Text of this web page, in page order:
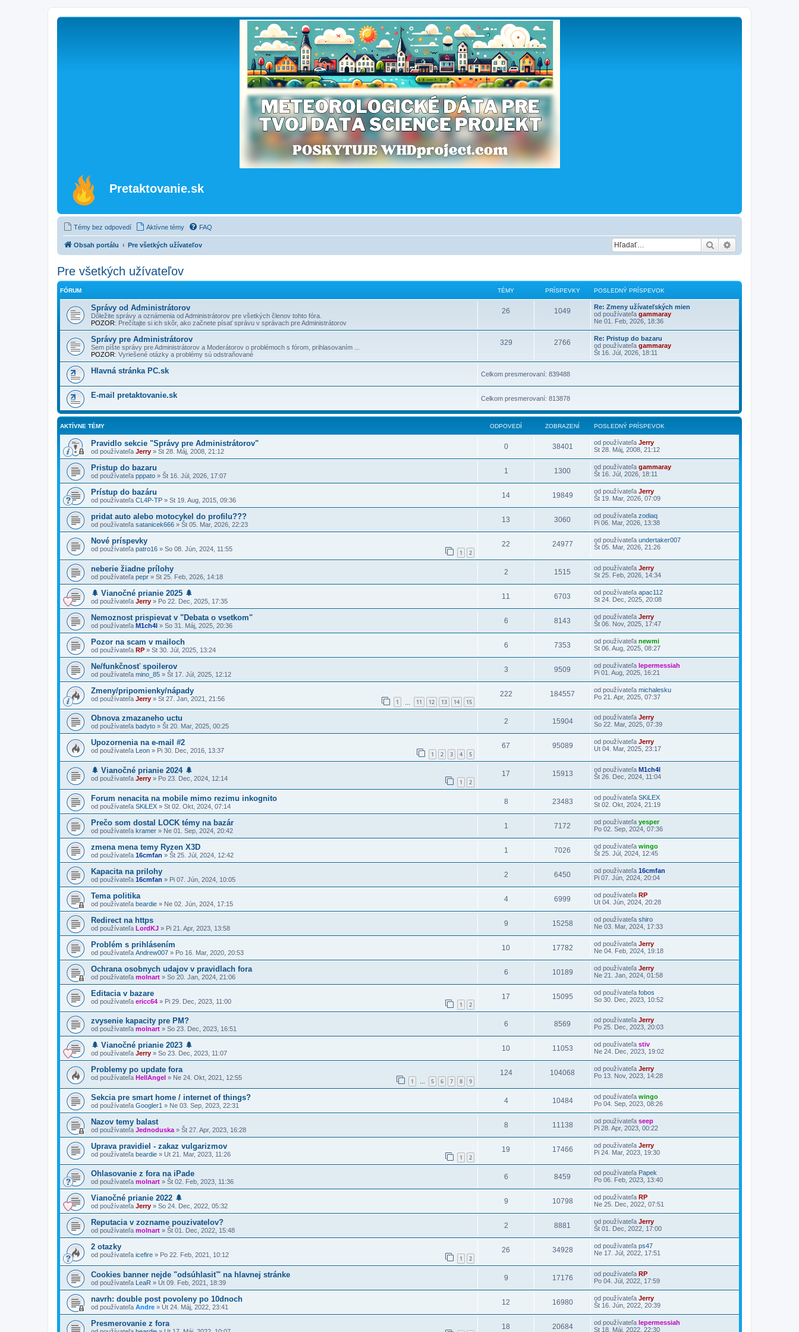
Pretaktovanie.sk
Témy bez odpovedí Aktívne témy FAQ
Obsah portálu Pre všetkých užívateľov Hľadať
Pre všetkých užívateľov
FÓRUM TÉMY PRÍSPEVKY POSLEDNÝ PRÍSPEVOK
Správy od Administrátorov
Dôležite správy a oznámenia od Administrátorov pre všetkých členov tohto fóra.
POZOR: Prečí­tajte si ich skôr, ako začnete písať správu v správach pre Administrátorov
26 1049
Re: Zmeny užívateľských mien
od používateľa gammaray
Ne 01. Feb, 2026, 18:36
Správy pre Administrátorov
Sem píšte správy pre Administrátorov a Moderátorov o problémoch s fórom, prihlasovaní­m ...
POZOR: Vyriešené otázky a problémy sú odstraňované
329 2766
Re: Pristup do bazaru
od používateľa gammaray
Št 16. Júl, 2026, 18:11
Hlavná stránka PC.sk Celkom presmerovaní: 839488
E-mail pretaktovanie.sk Celkom presmerovaní: 813878
AKTÍVNE TÉMY ODPOVEDÍ ZOBRAZENÍ POSLEDNÝ PRÍSPEVOK
Pravidlo sekcie "Správy pre Administrátorov"
od používateľa Jerry » St 28. Máj, 2008, 21:12
0 38401 od používateľa Jerry
St 28. Máj, 2008, 21:12
Pristup do bazaru
od používateľa pppato » Št 16. Júl, 2026, 17:07
1 1300 od používateľa gammaray
Št 16. Júl, 2026, 18:11
Prístup do bazáru
od používateľa CL4P-TP » St 19. Aug, 2015, 09:36
14 19849 od používateľa Jerry
Št 19. Mar, 2026, 07:09
pridat auto alebo motocykel do profilu???
od používateľa satanicek666 » Št 05. Mar, 2026, 22:23
13 3060 od používateľa zodiaq
Pi 06. Mar, 2026, 13:38
Nové príspevky
od používateľa patro16 » So 08. Jún, 2024, 11:55 1 2
22 24977 od používateľa undertaker007
Št 05. Mar, 2026, 21:26
neberie žiadne prílohy
od používateľa pepr » St 25. Feb, 2026, 14:18
2 1515 od používateľa Jerry
St 25. Feb, 2026, 14:34
🌲 Vianočné prianie 2025 🌲
od používateľa Jerry » Po 22. Dec, 2025, 17:35
11 6703 od používateľa apac112
St 24. Dec, 2025, 20:08
Nemoznost prispievat v "Debata o vsetkom"
od používateľa M1ch4l » So 31. Máj, 2025, 20:36
6 8143 od používateľa Jerry
Št 06. Nov, 2025, 17:47
Pozor na scam v mailoch
od používateľa RP » St 30. Júl, 2025, 13:24
6 7353 od používateľa newmi
St 06. Aug, 2025, 08:27
Ne/funkčnosť spoilerov
od používateľa mino_85 » Št 17. Júl, 2025, 12:12
3 9509 od používateľa lepermessiah
Pi 01. Aug, 2025, 16:21
Zmeny/pripomienky/nápady
od používateľa Jerry » St 27. Jan, 2021, 21:56 1 11 12 13 14 15
222 184557 od používateľa michalesku
Po 21. Apr, 2025, 07:37
Obnova zmazaneho uctu
od používateľa badyto » Št 20. Mar, 2025, 00:25
2 15904 od používateľa Jerry
So 22. Mar, 2025, 07:39
Upozornenia na e-mail #2
od používateľa Leon » Pi 30. Dec, 2016, 13:37 1 2 3 4 5
67 95089 od používateľa Jerry
Ut 04. Mar, 2025, 23:17
🌲 Vianočné prianie 2024 🌲
od používateľa Jerry » Po 23. Dec, 2024, 12:14 1 2
17 15913 od používateľa M1ch4l
Št 26. Dec, 2024, 11:04
Forum nenacita na mobile mimo rezimu inkognito
od používateľa SKiLEX » St 02. Okt, 2024, 07:14
8 23483 od používateľa SKiLEX
St 02. Okt, 2024, 21:19
Prečo som dostal LOCK témy na bazár
od používateľa kramer » Ne 01. Sep, 2024, 20:42
1 7172 od používateľa yesper
Po 02. Sep, 2024, 07:36
zmena mena temy Ryzen X3D
od používateľa 16cmfan » Št 25. Júl, 2024, 12:42
1 7026 od používateľa wingo
Št 25. Júl, 2024, 12:45
Kapacita na prilohy
od používateľa 16cmfan » Pi 07. Jún, 2024, 10:05
2 6450 od používateľa 16cmfan
Pi 07. Jún, 2024, 20:04
Tema politika
od používateľa beardie » Ne 02. Jún, 2024, 17:15
4 6999 od používateľa RP
Ut 04. Jún, 2024, 20:28
Redirect na https
od používateľa LordKJ » Pi 21. Apr, 2023, 13:58
9 15258 od používateľa shiro
Ne 03. Mar, 2024, 17:33
Problém s prihlásením
od používateľa Andrew007 » Po 16. Mar, 2020, 20:53
10 17782 od používateľa Jerry
Ne 04. Feb, 2024, 19:18
Ochrana osobnych udajov v pravidlach fora
od používateľa molnart » So 20. Jan, 2024, 21:06
6 10189 od používateľa Jerry
Ne 21. Jan, 2024, 01:58
Editacia v bazare
od používateľa ericc64 » Pi 29. Dec, 2023, 11:00 1 2
17 15095 od používateľa fobos
So 30. Dec, 2023, 10:52
zvysenie kapacity pre PM?
od používateľa molnart » So 23. Dec, 2023, 16:51
6 8569 od používateľa Jerry
Po 25. Dec, 2023, 20:03
🌲 Vianočné prianie 2023 🌲
od používateľa Jerry » So 23. Dec, 2023, 11:07
10 11053 od používateľa stiv
Ne 24. Dec, 2023, 19:02
Problemy po update fora
od používateľa HellAngel » Ne 24. Okt, 2021, 12:55 1 … 5 6 7 8 9
124 104068 od používateľa Jerry
Po 13. Nov, 2023, 14:28
Sekcia pre smart home / internet of things?
od používateľa Googler1 » Ne 03. Sep, 2023, 22:31
4 10484 od používateľa wingo
Po 04. Sep, 2023, 08:26
Nazov temy balast
od používateľa Jednoduska » Št 27. Apr, 2023, 16:28
8 11138 od používateľa seep
Pi 28. Apr, 2023, 00:22
Uprava pravidiel - zakaz vulgarizmov
od používateľa beardie » Ut 21. Mar, 2023, 11:26 1 2
19 17466 od používateľa Jerry
Pi 24. Mar, 2023, 19:30
Ohlasovanie z fora na iPade
od používateľa molnart » Št 02. Feb, 2023, 11:36
6 8459 od používateľa Papek
Po 06. Feb, 2023, 13:40
Vianočné prianie 2022 🌲
od používateľa Jerry » So 24. Dec, 2022, 05:32
9 10798 od používateľa RP
Ne 25. Dec, 2022, 07:51
Reputacia v zozname pouzivatelov?
od používateľa molnart » Št 01. Dec, 2022, 15:48
2 8881 od používateľa Jerry
Št 01. Dec, 2022, 17:00
2 otazky
od používateľa icefire » Po 22. Feb, 2021, 10:12 1 2
26 34928 od používateľa ps47
Ne 17. Júl, 2022, 17:51
Cookies banner nejde "odsúhlasiť" na hlavnej stránke
od používateľa LeaR » Ut 09. Feb, 2021, 18:39
9 17176 od používateľa RP
Po 04. Júl, 2022, 17:59
navrh: double post povoleny po 10dnoch
od používateľa Andre » Ut 24. Máj, 2022, 23:41
12 16980 od používateľa Jerry
Št 16. Jún, 2022, 20:39
Presmerovanie z fora 18 20684 od používateľa lepermessiah
St 18. Máj, 2022, 22:30